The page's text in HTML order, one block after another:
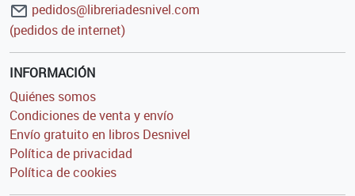
pedidos@libreriadesnivel.com
(pedidos de internet)
INFORMACIÓN
Quiénes somos
Condiciones de venta y envío
Envío gratuito en libros Desnivel
Política de privacidad
Política de cookies